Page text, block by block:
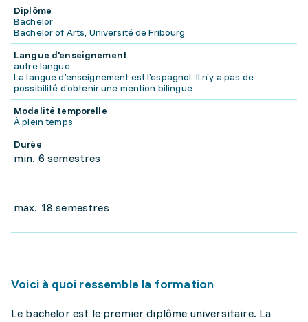
Diplôme
Bachelor
Bachelor of Arts, Université de Fribourg
Langue d'enseignement
autre langue
La langue d’enseignement est l’espagnol. Il n’y a pas de
possibilité d’obtenir une mention bilingue
Modalité temporelle
À plein temps
Durée
min. 6 semestres
max. 18 semestres
Voici à quoi ressemble la formation
Le bachelor est le premier diplôme universitaire. La